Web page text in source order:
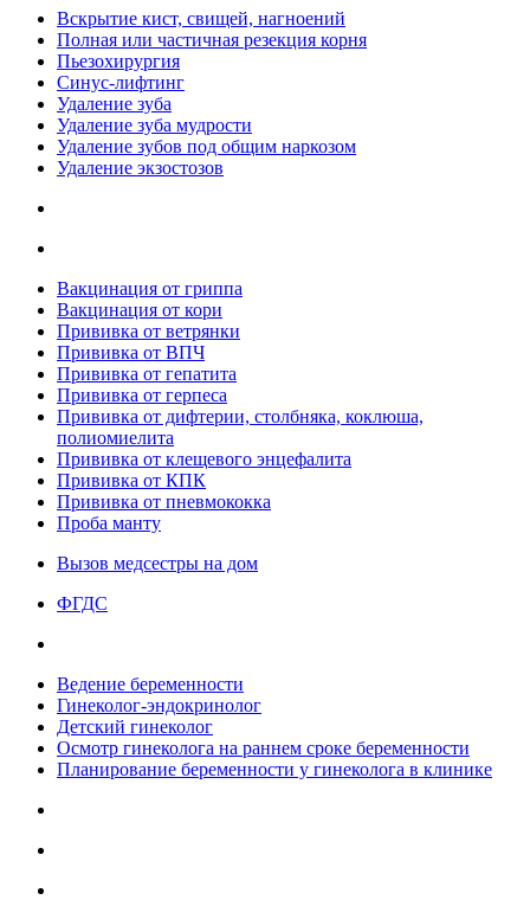
Вскрытие кист, свищей, нагноений
Полная или частичная резекция корня
Пьезохирургия
Синус-лифтинг
Удаление зуба
Удаление зуба мудрости
Удаление зубов под общим наркозом
Удаление экзостозов
Вакцинация от гриппа
Вакцинация от кори
Прививка от ветрянки
Прививка от ВПЧ
Прививка от гепатита
Прививка от герпеса
Прививка от дифтерии, столбняка, коклюша,
полиомиелита
Прививка от клещевого энцефалита
Прививка от КПК
Прививка от пневмококка
Проба манту
Вызов медсестры на дом
ФГДС
Ведение беременности
Гинеколог-эндокринолог
Детский гинеколог
Осмотр гинеколога на раннем сроке беременности
Планирование беременности у гинеколога в клинике